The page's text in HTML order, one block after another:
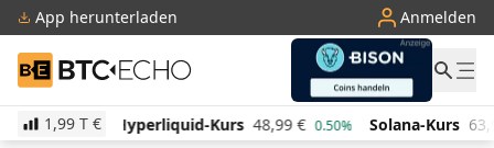
App herunterladen Anmelden
BTC-ECHO
1,99 T €
Kurs 48,99 € 0.50% Solana-Kurs 63,90 € -0.90% TRON-Kurs